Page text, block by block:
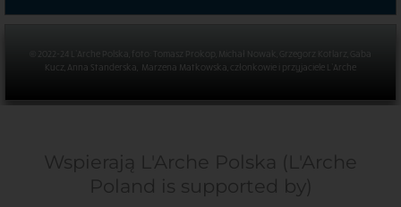
© 2022-24 L’Arche Polska, foto: Tomasz Prokop, Michał Nowak, Grzegorz Kotlarz, Gaba
Kucz, Anna Standerska, Marzena Matkowska, członkowie i przyjaciele L’Arche
Wspierają L'Arche Polska (L'Arche
Poland is supported by)